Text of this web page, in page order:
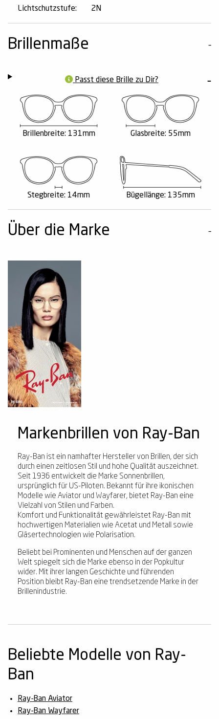
Lichtschutzstufe:
2N
Brillenmaße
Passt diese Brille zu Dir?
Brillenbreite: 131mm Glasbreite: 55mm
Stegbreite: 14mm Bügellänge: 135mm
Über die Marke
Markenbrillen von Ray-Ban
Ray-Ban ist ein namhafter Hersteller von Brillen, der sich
durch einen zeitlosen Stil und hohe Qualität auszeichnet.
Seit 1936 entwickelt die Marke Sonnenbrillen,
ursprünglich für US-Piloten. Bekannt für ihre ikonischen
Modelle wie Aviator und Wayfarer, bietet Ray-Ban eine
Vielzahl von Stilen und Farben.
Komfort und Funktionalität gewährleistet Ray-Ban mit
hochwertigen Materialien wie Acetat und Metall sowie
Gläsertechnologien wie Polarisation.
Beliebt bei Prominenten und Menschen auf der ganzen
Welt spiegelt sich die Marke ebenso in der Popkultur
wider. Mit ihrer langen Geschichte und führenden
Position bleibt Ray-Ban eine trendsetzende Marke in der
Brillenindustrie.
Beliebte Modelle von Ray-
Ban
Ray-Ban Aviator
Ray-Ban Wayfarer